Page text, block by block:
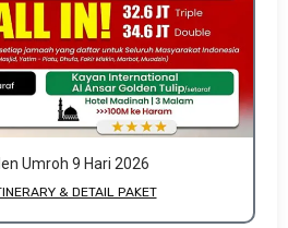
Umroh 9 Hari 2026
& DETAIL PAKET